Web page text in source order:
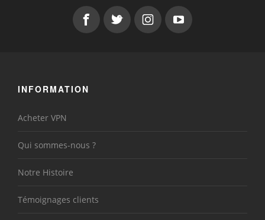
INFORMATION
Acheter VPN
Qui sommes-nous ?
Notre Histoire
Témoignages clients